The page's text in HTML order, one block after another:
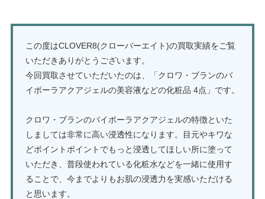
この度はCLOVER8(クローバーエイト)の買取実績をご覧
いただきありがとうございます。
今回買取させていただいたのは、「クロワ・ブランのバ
イポーラアクアジェルの美容液などの化粧品 4点」です。
クロワ・ブランのバイポーラアクアジェルの特徴といた
しましては非常に高い浸透性になります。目元やキワな
どポイントポイントでもっと浸透してほしい所に塗って
いただき、普段使われている化粧水などを一緒に使用す
ることで、今までよりもお肌の浸透力を実感いただける
と思います。